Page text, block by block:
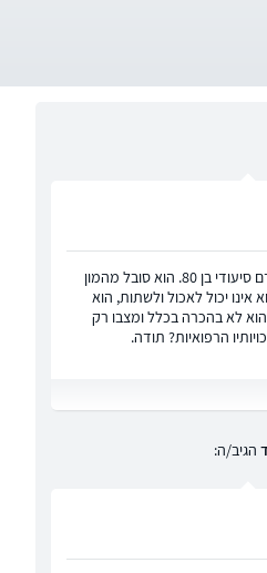
שלום, שאלה בבקשה, אבי אדם סיעודי בן 80. הוא סובל מהמון
אינו יכול לאכול ולשתות, הוא
לא בהכרה בכלל ומצבו רק
הרפואיות? תודה.
הגיב/ה: